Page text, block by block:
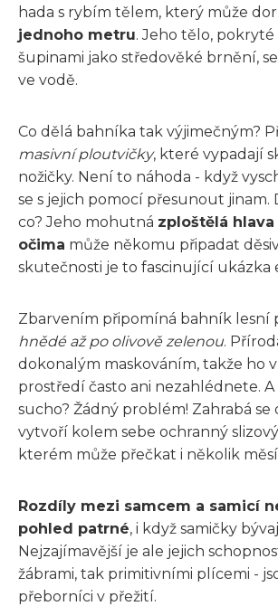
hada s rybím tělem, který může
jednoho metru. Jeho tělo, pokryté
šupinami jako středověké brnění,
ve vodě.
Co dělá bahníka tak výjimečným?
masivní ploutvičky, které vypadají
nožičky. Není to náhoda - když
se s jejich pomocí přesunout jinam.
co? Jeho mohutná zploštělá
očima může někomu připadat
skutečnosti je to fascinující ukázka
Zbarvením připomíná bahník lesní
hnědé až po olivově zelenou.
dokonalým maskováním, takže ho
prostředí často ani nezahlédnete.
sucho? Žádný problém! Zahrabá se
vytvoří kolem sebe ochranný
kterém může přečkat i několik
Rozdíly mezi samcem a samicí
pohled patrné, i když samičky
Nejzajímavější je ale jejich
žábrami, tak primitivními plícemi -
přeborníci v přežití.